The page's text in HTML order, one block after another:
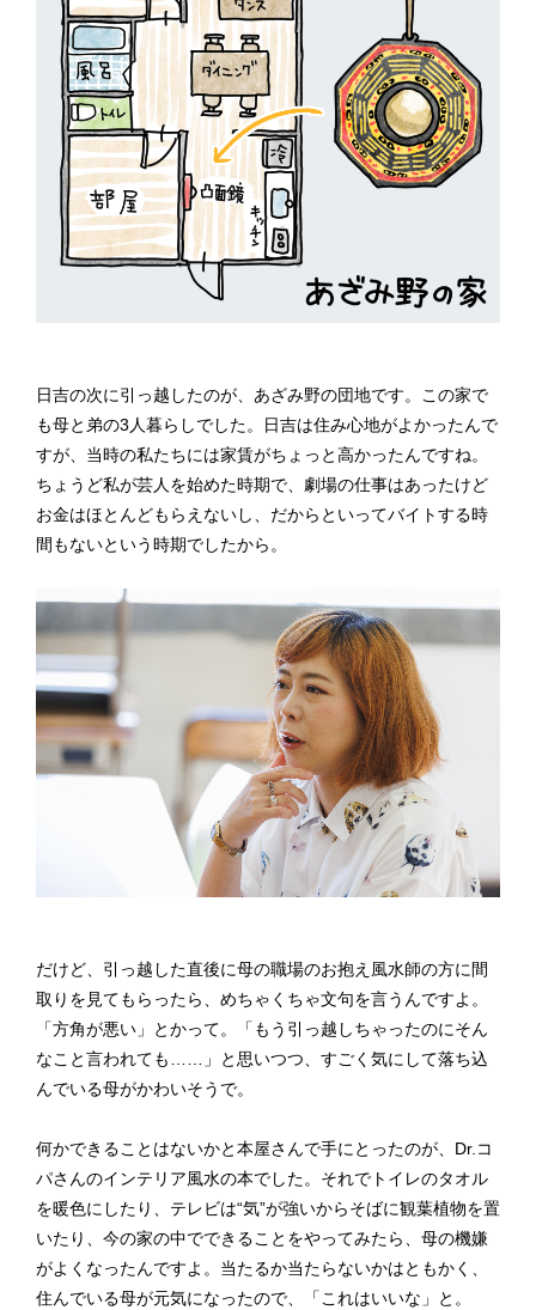
日吉の次に引っ越したのが、あざみ野の団地です。この家で
も母と弟の3人暮らしでした。日吉は住み心地がよかったんで
すが、当時の私たちには家賃がちょっと高かったんですね。
ちょうど私が芸人を始めた時期で、劇場の仕事はあったけど
お金はほとんどもらえないし、だからといってバイトする時
間もないという時期でしたから。
だけど、引っ越した直後に母の職場のお抱え風水師の方に間
取りを見てもらったら、めちゃくちゃ文句を言うんですよ。
「方角が悪い」とかって。「もう引っ越しちゃったのにそん
なこと言われても……」と思いつつ、すごく気にして落ち込
んでいる母がかわいそうで。
何かできることはないかと本屋さんで手にとったのが、Dr.コ
パさんのインテリア風水の本でした。それでトイレのタオル
を暖色にしたり、テレビは“気”が強いからそばに観葉植物を置
いたり、今の家の中でできることをやってみたら、母の機嫌
がよくなったんですよ。当たるか当たらないかはともかく、
住んでいる母が元気になったので、「これはいいな」と。